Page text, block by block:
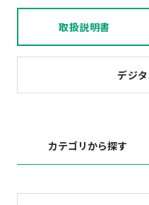
取扱説明書
デジ
カテゴリから探す